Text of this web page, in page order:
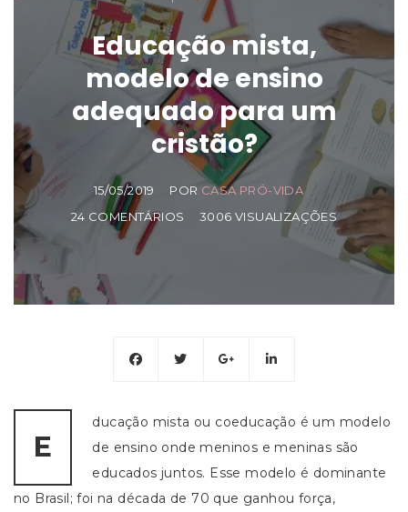
Educação mista,
modelo de ensino
adequado para um
cristão?
15/05/2019 POR CASA PRÓ-VIDA
24 COMENTÁRIOS
3006 VISUALIZAÇÕES
E
ducação mista ou coeducação é um modelo
de ensino onde meninos e meninas são
educados juntos. Esse modelo é dominante
no Brasil; foi na década de 70 que ganhou força,